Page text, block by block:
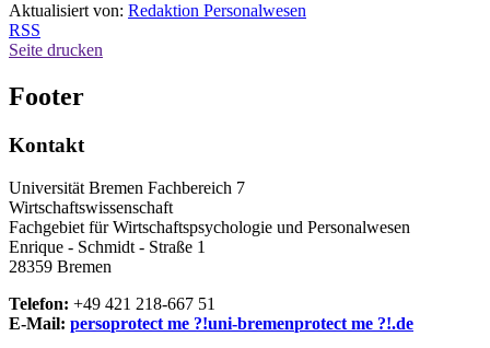
Aktualisiert von: Redaktion Personalwesen
RSS
Seite drucken
Footer
Kontakt
Universität Bremen Fachbereich 7
Wirtschaftswissenschaft
Fachgebiet für Wirtschaftspsychologie und Personalwesen
Enrique - Schmidt - Straße 1
28359 Bremen
Telefon: +49 421 218-667 51
E-Mail: persoprotect me ?!uni-bremenprotect me ?!.de